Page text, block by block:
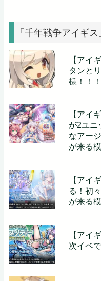
「千年戦争アイギ
【アイ
タンと
様！！！
【アイ
が2ユニ
なアー
が来る
【アイ
る！初
が来る
【アイ
次イベ